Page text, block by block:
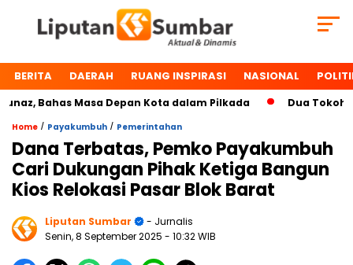
BERITA DAERAH RUANG INSPIRASI NASIONAL
Bahas Masa Depan Kota dalam Pilkada Dua Tokoh
Home / Payakumbuh / Pemerintahan
Dana Terbatas, Pemko Payakumbuh
Cari Dukungan Pihak Ketiga Bangun
Kios Relokasi Pasar Blok Barat
Liputan Sumbar
- Jurnalis
Senin, 8 September 2025 - 10:32 WIB